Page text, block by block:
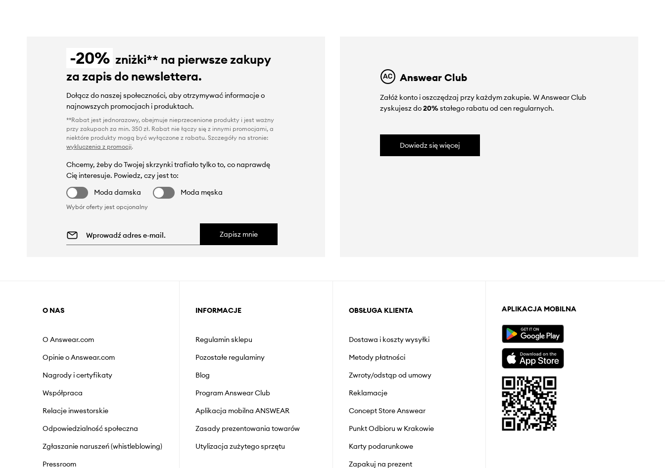
-20% zniżki** na pierwsze zakupy
za zapis do newslettera.
Dołącz do naszej społeczności, aby otrzymywać informacje o
najnowszych promocjach i produktach.
**Rabat jest jednorazowy, obejmuje nieprzecenione produkty i jest ważny
przy zakupach za min. 350 zł. Rabat nie łączy się z innymi promocjami, a
niektóre produkty mogą być wyłączone z rabatu. Szczegóły na stronie:
wykluczenia z promocji.
Chcemy, żeby do Twojej skrzynki trafiało tylko to, co naprawdę
Cię interesuje. Powiedz, czy jest to:
Moda damska
Moda męska
Wybór oferty jest opcjonalny
Zapisz mnie
Answear Club
Załóż konto i oszczędzaj przy każdym zakupie. W Answear Club
zyskujesz do20%stałego rabatu od cen regularnych.
Dowiedz się więcej
O NAS
O Answear.com
Opinie o Answear.com
Nagrody i certyfikaty
Współpraca
Relacje inwestorskie
Odpowiedzialność społeczna
Zgłaszanie naruszeń (whistleblowing)
Pressroom
INFORMACJE
Regulamin sklepu
Pozostałe regulaminy
Blog
Program Answear Club
Aplikacja mobilna ANSWEAR
Zasady prezentowania towarów
Utylizacja zużytego sprzętu
OBSŁUGA KLIENTA
Dostawa i koszty wysyłki
Metody płatności
Zwroty/odstąp od umowy
Reklamacje
Concept Store Answear
Punkt Odbioru w Krakowie
Karty podarunkowe
Zapakuj na prezent
APLIKACJA MOBILNA